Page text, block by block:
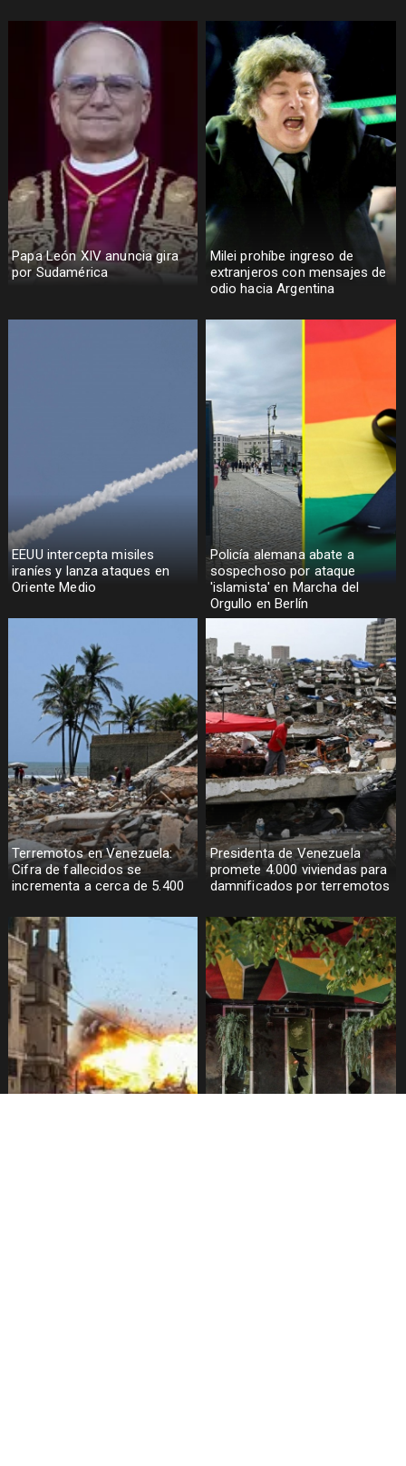
Papa León XIV anuncia gira
por Sudamérica
Milei prohíbe ingreso de
extranjeros con mensajes de
odio hacia Argentina
EEUU intercepta misiles
iraníes y lanza ataques en
Oriente Medio
Policía alemana abate a
sospechoso por ataque
'islamista' en Marcha del
Orgullo en Berlín
Terremotos en Venezuela:
Cifra de fallecidos se
incrementa a cerca de 5.400
Presidenta de Venezuela
promete 4.000 viviendas para
damnificados por terremotos